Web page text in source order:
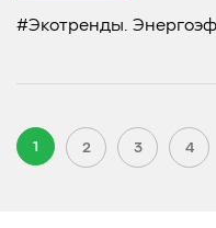
#Экотренды.
1 2 3 4